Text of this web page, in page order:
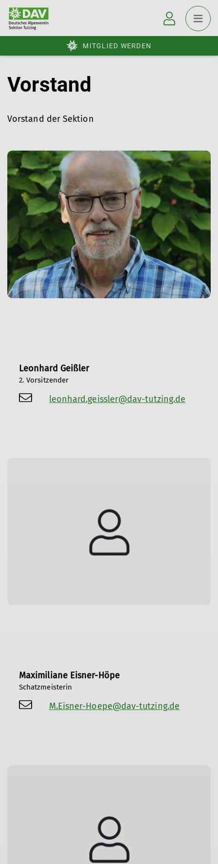
MITGLIED WERDEN
Vorstand
Vorstand der Sektion
Leonhard Geißler
2. Vorsitzender
leonhard.geissler@dav-tutzing.de
Maximiliane Eisner-Höpe
Schatzmeisterin
M.Eisner-Hoepe@dav-tutzing.de